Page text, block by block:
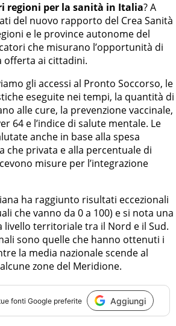
regioni per la sanità in Italia? A
del nuovo rapporto del Crea Sanità
e le province autonome del
che misurano l’opportunità di
offerta ai cittadini.
gli accessi al Pronto Soccorso, le
eseguite nei tempi, la quantità di
alle cure, la prevenzione vaccinale,
64 e l’indice di salute mentale. Le
anche in base alla spesa
che privata e alla percentuale di
misure per l’integrazione
ha raggiunto risultati eccezionali
che vanno da 0 a 100) e si nota una
livello territoriale tra il Nord e il Sud.
sono quelle che hanno ottenuti i
la media nazionale scende al
zone del Meridione.
fonti Google preferite Aggiungi